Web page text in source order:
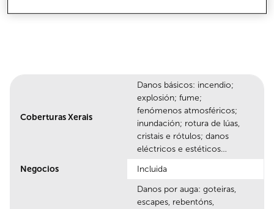
Coberturas Xerais
Danos básicos: incendio;
explosión; fume;
fenómenos atmosféricos;
inundación; rotura de lúas,
cristais e rótulos; danos
eléctricos e estéticos…
Negocios
Incluida
Danos por auga: goteiras,
escapes, rebentóns,